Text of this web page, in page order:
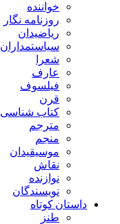
خواننده
روزنامه نگار
ریاضیدان
سیاستمداران
شعرا
عارف
فیلسوف
قرن
کتاب شناسی
مترجم
منجم
موسیقیدان
نقاش
نوازنده
نویسندگان
داستان کوتاه
طنز